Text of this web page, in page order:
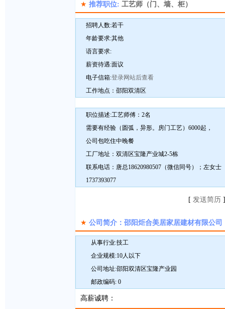
★ 推荐职位: 工艺师（门、墙、柜）
招聘人数:若干
年龄要求:其他
语言要求:
薪资待遇:面议
电子信箱:登录网站后查看
工作地点：邵阳双清区
职位描述:工艺师傅：2名
需要有经验（圆弧，异形。房门工艺）6000起，
公司包吃住中晚餐
工厂地址：双清区宝隆产业城2-5栋
联系电话：唐总18620980507（微信同号）；左女士
1737393077
[ 发送简历
★ 公司简介：邵阳炬合美居家居建材有限公司
从事行业:技工
企业规模:10人以下
公司地址:邵阳双清区宝隆产业园
邮政编码: 0
高薪诚聘：